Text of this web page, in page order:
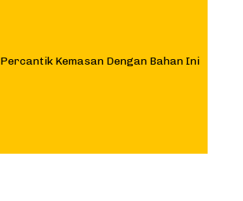
Percantik Kemasan Dengan Bahan Ini